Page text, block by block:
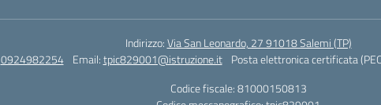
Indirizzo:Via San Leonardo, 27 91018 Salemi (TP)
0924982254 Email:tpic829001@istruzione.it Posta elettronica certificata
Codice fiscale: 81000150813